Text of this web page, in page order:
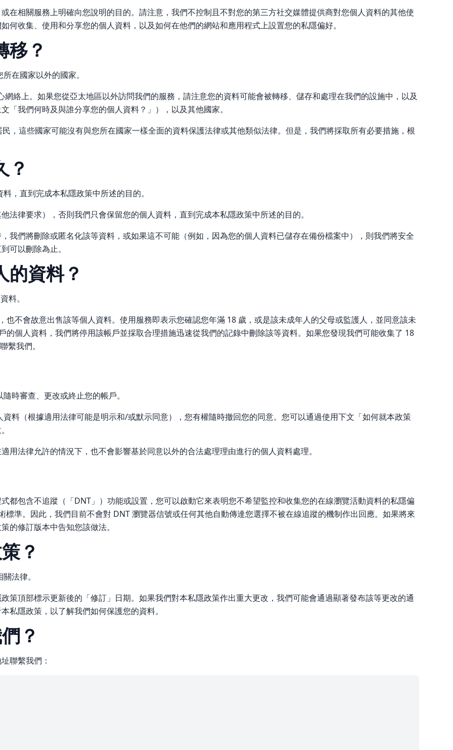
在相關服務上明確向您說明的目的。請注意，我們不控制且不對您的第三方社交媒體提供商對您個人資料的其他使
何收集、使用和分享您的個人資料，以及如何在他們的網站和應用程式上設置您的私隱偏好。
移？
在國家以外的國家。
絡上。如果您從亞太地區以外訪問我們的服務，請注意您的資料可能會被轉移、儲存和處理在我們的設施中，以及
「我們何時及與誰分享您的個人資料？」），以及其他國家。
，這些國家可能沒有與您所在國家一樣全面的資料保護法律或其他類似法律。但是，我們將採取所有必要措施，根
？
，直到完成本私隱政策中所述的目的。
法律要求），否則我們只會保留您的個人資料，直到完成本私隱政策中所述的目的。
我們將刪除或匿名化該等資料，或如果這不可能（例如，因為您的個人資料已儲存在備份檔案中），則我們將安全
可以刪除為止。
的資料？
料。
不會故意出售該等個人資料。使用服務即表示您確認您年滿 18 歲，或是該未成年人的父母或監護人，並同意該未
的個人資料，我們將停用該帳戶並採取合理措施迅速從我們的記錄中刪除該等資料。如果您發現我們可能收集了 18
繫我們。
時審查、更改或終止您的帳戶。
料（根據適用法律可能是明示和/或默示同意），您有權隨時撤回您的同意。您可以通過使用下文「如何就本政策
用法律允許的情況下，也不會影響基於同意以外的合法處理理由進行的個人資料處理。
都包含不追蹤（「DNT」）功能或設置，您可以啟動它來表明您不希望監控和收集您的在線瀏覽活動資料的私隱偏
準。因此，我們目前不會對 DNT 瀏覽器信號或任何其他自動傳達您選擇不被在線追蹤的機制作出回應。如果將來
的修訂版本中告知您該做法。
？
法律。
策頂部標示更新後的「修訂」日期。如果我們對本私隱政策作出重大更改，我們可能會通過顯著發布該等更改的通
私隱政策，以了解我們如何保護您的資料。
？
聯繫我們：